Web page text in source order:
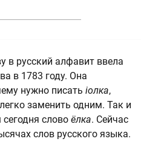
в русский алфавит ввела
в 1783 году. Она
нужно писать iолка,
заменить одним. Так и
слово ёлка. Сейчас
слов русского языка.